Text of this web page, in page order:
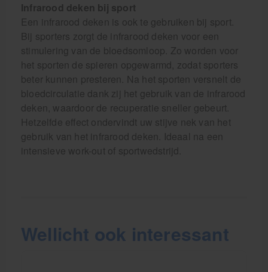
Infrarood deken bij sport
Een infrarood deken is ook te gebruiken bij sport.
Bij sporters zorgt de infrarood deken voor een
stimulering van de bloedsomloop. Zo worden voor
het sporten de spieren opgewarmd, zodat sporters
beter kunnen presteren. Na het sporten versnelt de
bloedcirculatie dank zij het gebruik van de infrarood
deken, waardoor de recuperatie sneller gebeurt.
Hetzelfde effect ondervindt uw stijve nek van het
gebruik van het infrarood deken. Ideaal na een
intensieve work-out of sportwedstrijd.
Wellicht ook interessant